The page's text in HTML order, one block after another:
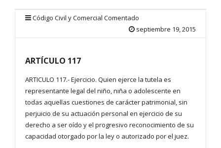
Código Civil y Comercial Comentado
septiembre 19, 2015
ARTÍCULO 117
ARTICULO 117.- Ejercicio. Quien ejerce la tutela es
representante legal del niño, niña o adolescente en
todas aquellas cuestiones de carácter patrimonial, sin
perjuicio de su actuación personal en ejercicio de su
derecho a ser oído y el progresivo reconocimiento de su
capacidad otorgado por la ley o autorizado por el juez.